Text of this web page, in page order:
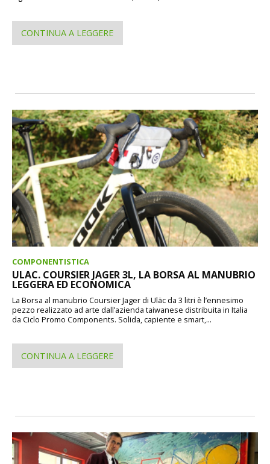
CONTINUA A LEGGERE
COMPONENTISTICA
ULAC. COURSIER JAGER 3L, LA BORSA AL MANUBRIO
LEGGERA ED ECONOMICA
La Borsa al manubrio Coursier Jager di Uläc da 3 litri è l’ennesimo
pezzo realizzato ad arte dall’azienda taiwanese distribuita in Italia
da Ciclo Promo Components. Solida, capiente e smart,...
CONTINUA A LEGGERE